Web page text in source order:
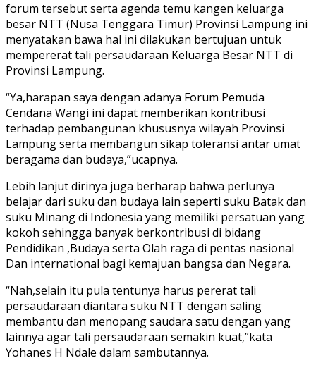
forum tersebut serta agenda temu kangen keluarga
besar NTT (Nusa Tenggara Timur) Provinsi Lampung ini
menyatakan bawa hal ini dilakukan bertujuan untuk
mempererat tali persaudaraan Keluarga Besar NTT di
Provinsi Lampung.
“Ya,harapan saya dengan adanya Forum Pemuda
Cendana Wangi ini dapat memberikan kontribusi
terhadap pembangunan khususnya wilayah Provinsi
Lampung serta membangun sikap toleransi antar umat
beragama dan budaya,”ucapnya.
Lebih lanjut dirinya juga berharap bahwa perlunya
belajar dari suku dan budaya lain seperti suku Batak dan
suku Minang di Indonesia yang memiliki persatuan yang
kokoh sehingga banyak berkontribusi di bidang
Pendidikan ,Budaya serta Olah raga di pentas nasional
Dan international bagi kemajuan bangsa dan Negara.
“Nah,selain itu pula tentunya harus pererat tali
persaudaraan diantara suku NTT dengan saling
membantu dan menopang saudara satu dengan yang
lainnya agar tali persaudaraan semakin kuat,”kata
Yohanes H Ndale dalam sambutannya.